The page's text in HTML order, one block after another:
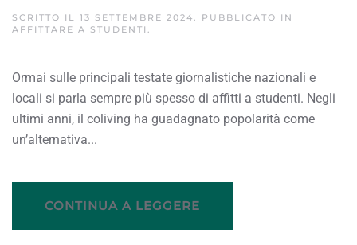
SCRITTO IL 13 SETTEMBRE 2024. PUBBLICATO IN
AFFITTARE A STUDENTI .
Ormai sulle principali testate giornalistiche nazionali e
locali si parla sempre più spesso di affitti a studenti. Negli
ultimi anni, il coliving ha guadagnato popolarità come
un’alternativa...
CONTINUA A LEGGERE